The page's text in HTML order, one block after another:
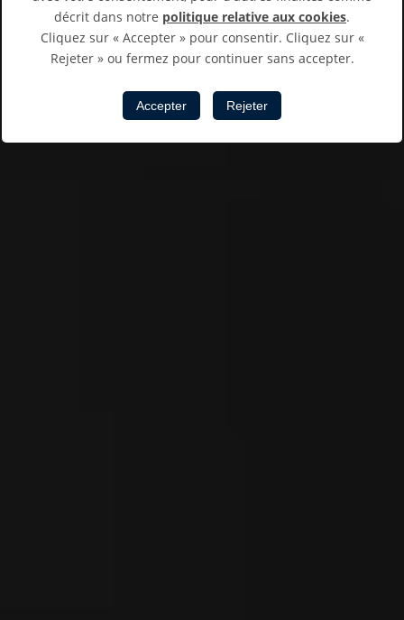
décrit dans notre politique relative aux cookies.
Cliquez sur « Accepter » pour consentir. Cliquez sur «
Rejeter » ou fermez pour continuer sans accepter.
Accepter Rejeter